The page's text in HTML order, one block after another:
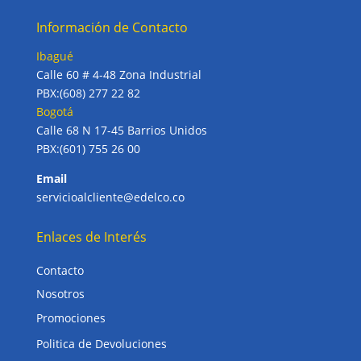
Información de Contacto
Ibagué
Calle 60 # 4-48 Zona Industrial
PBX:(608) 277 22 82
Bogotá
Calle 68 N 17-45 Barrios Unidos
PBX:(601) 755 26 00
Email
servicioalcliente@edelco.co
Enlaces de Interés
Contacto
Nosotros
Promociones
Politica de Devoluciones